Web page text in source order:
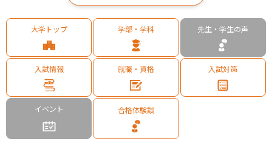
大学トップ 学部・学科 先生・学生の声
入試情報 就職・資格 入試対策
イベント 合格体験談